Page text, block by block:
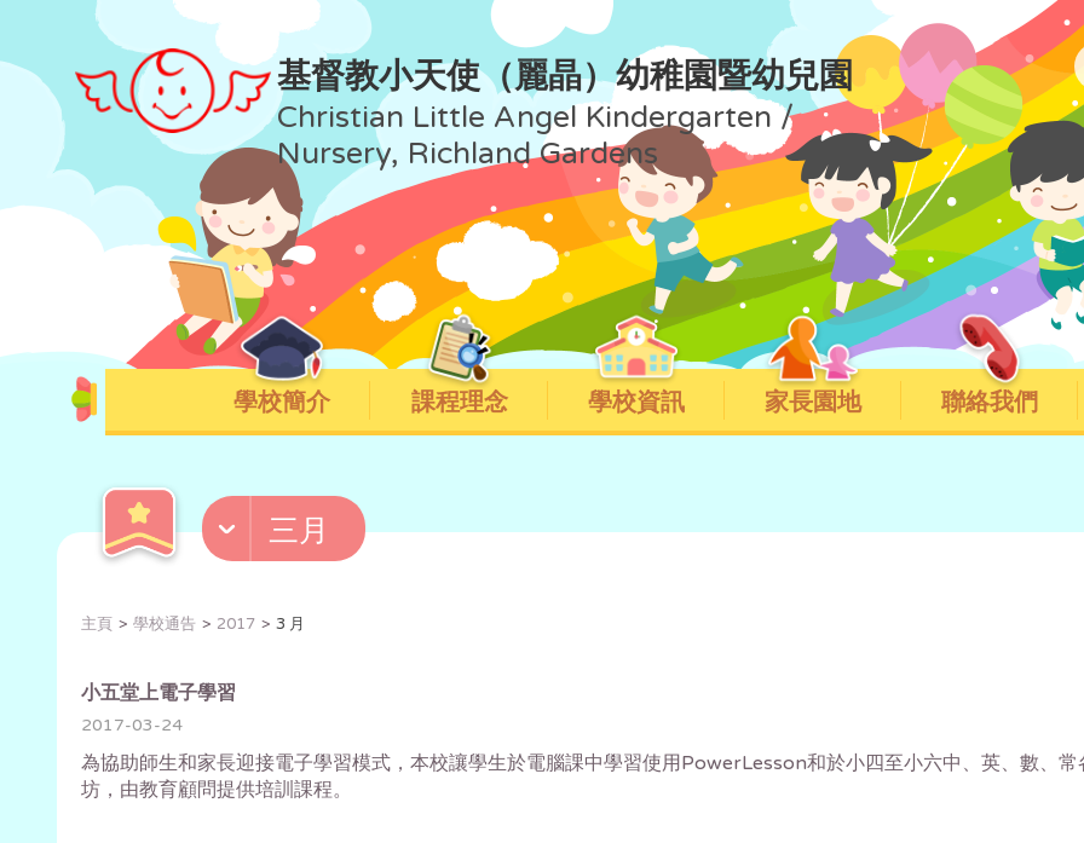
基督教小天使（麗晶）幼稚園暨幼兒園
Christian Little Angel Kindergarten /
Nursery, Richland Gardens
學校簡介 課程理念 學校資訊 家長園地 聯絡我們
三月
主頁 學校通告 2017 3 月
小五堂上電子學習
2017-03-24
為協助師生和家長迎接電子學習模式，本校讓學生於電腦課中學習使用PowerLesson和於小四至小六中、英、數、
坊，由教育顧問提供培訓課程。